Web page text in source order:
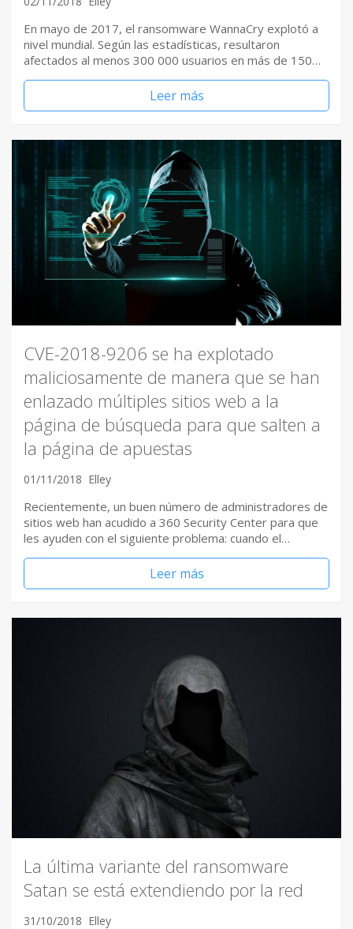
En mayo de 2017, el ransomware WannaCry explotó a
nivel mundial. Según las estadísticas, resultaron
afectados al menos 300 000 usuarios en más de 150…
Leer más
CVE-2018-9206 se ha explotado
maliciosamente de manera que se han
enlazado múltiples sitios web a la
página de búsqueda para que salten a
la página de apuestas
01/11/2018 Elley
Recientemente, un buen número de administradores de
sitios web han acudido a 360 Security Center para que
les ayuden con el siguiente problema: cuando el…
Leer más
La última variante del ransomware
Satan se está extendiendo por la red
31/10/2018 Elley